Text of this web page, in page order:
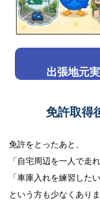
出張地元
免許取得
免許をとったあと、
「自宅周辺を一人で走
「車庫入れを練習したい
という方も少なくありま